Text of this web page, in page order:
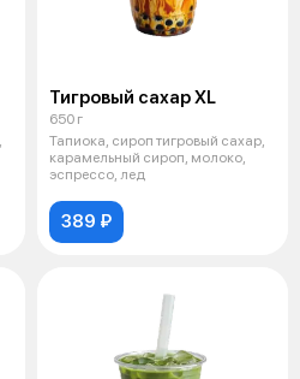
Тигровый сахар XL
650 г
Тапиока, сироп тигровый сахар,
карамельный сироп, молоко,
эспрессо, лед
389 ₽